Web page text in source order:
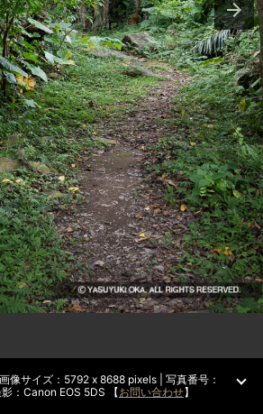
像サイズ：5792 x 8688 pixels | 写真番号：
：Canon EOS 5DS 【お問い合わせ】